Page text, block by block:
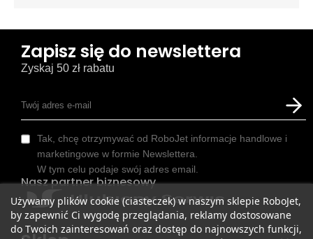
Używamy plików cookie (ciasteczek) w naszym sklepie RoboJet,
by zapewnić Ci wygodę przeglądania, reklamy dostosowane
do Twoich zainteresowań oraz dostęp do najnowszych funkcji,
Zapisz się do newslettera
Zyskaj 50 zł rabatu
Tak, chcę otrzymywać od RoboJet informacje handlowe i
marketingowe w formie Newslettera.
W tym celu podaje swój adres email.
Nasz partner biznesowy